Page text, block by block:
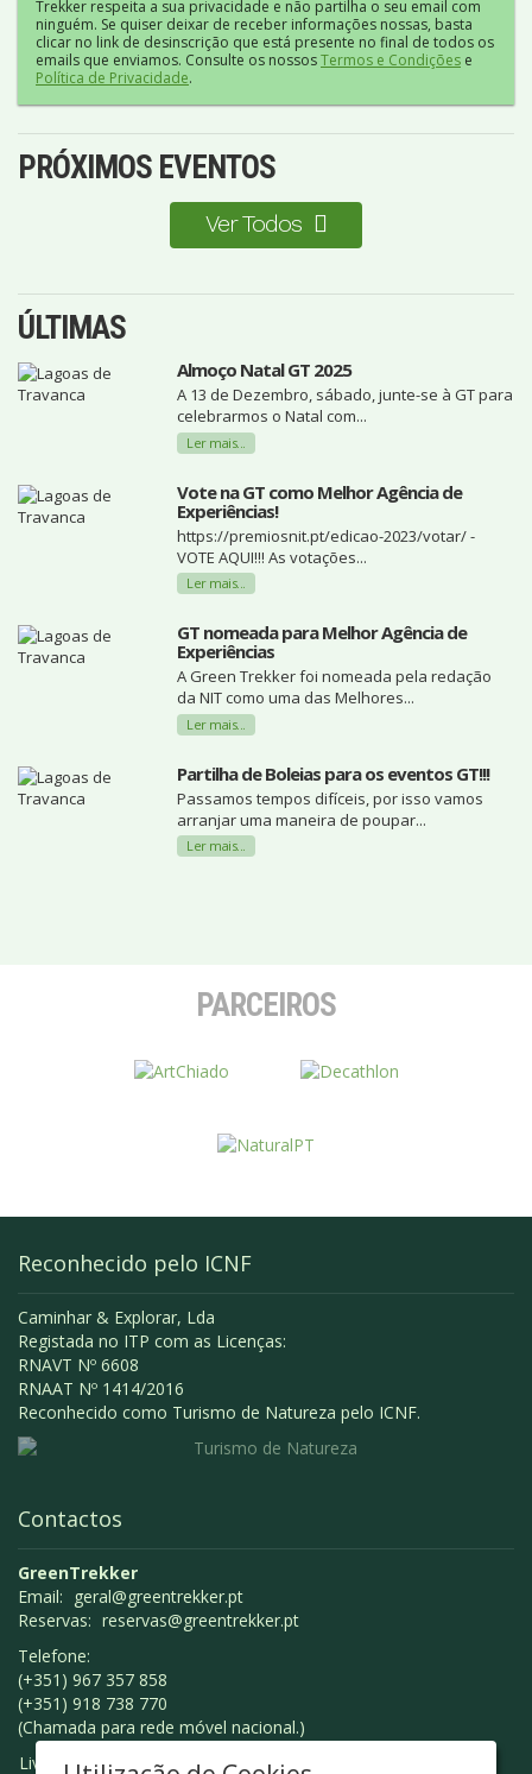
Trekker respeita a sua privacidade e não partilha o seu email com
ninguém. Se quiser deixar de receber informações nossas, basta
clicar no link de desinscrição que está presente no final de todos os
emails que enviamos. Consulte os nossosTermos e Condições e
Política de Privacidade.
PRÓXIMOS EVENTOS
Ver Todos
ÚLTIMAS
Almoço Natal GT 2025
A 13 de Dezembro, sábado, junte-se à GT para
celebrarmos o Natal com...
Ler mais...
Vote na GT como Melhor Agência de
Experiências!
https://premiosnit.pt/edicao-2023/votar/ -
VOTE AQUI!!! As votações...
Ler mais...
GT nomeada para Melhor Agência de
Experiências
A Green Trekker foi nomeada pela redação
da NIT como uma das Melhores...
Ler mais...
Partilha de Boleias para os eventos GT!!!
Passamos tempos difíceis, por isso vamos
arranjar uma maneira de poupar...
Ler mais...
PARCEIROS
Reconhecido pelo ICNF
Caminhar & Explorar, Lda
Registada no ITP com as Licenças:
RNAVT Nº 6608
RNAAT Nº 1414/2016
Reconhecido como Turismo de Natureza pelo ICNF.
Contactos
GreenTrekker
Email: geral@greentrekker.pt
Reservas: reservas@greentrekker.pt
Telefone:
(+351) 967 357 858
(+351) 918 738 770
(Chamada para rede móvel nacional.)
Livro de Reclamações